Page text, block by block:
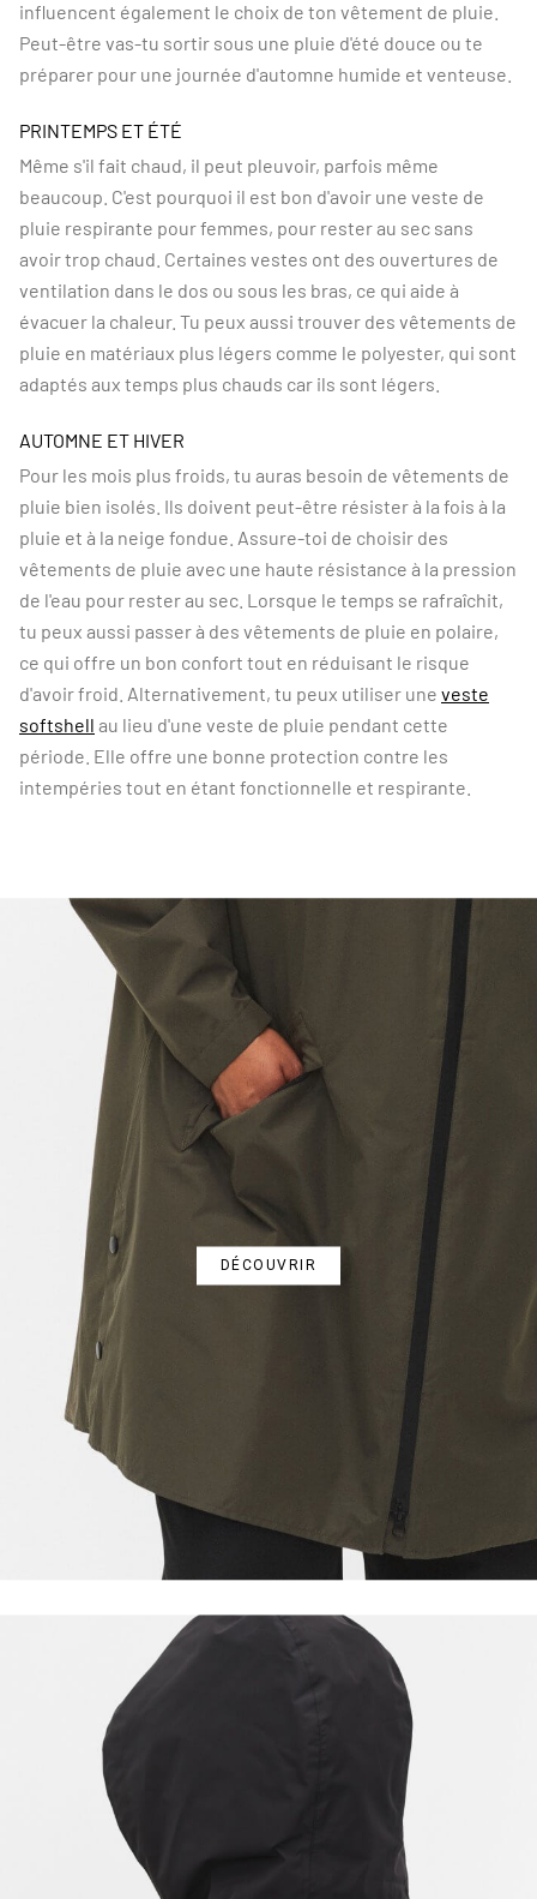
influencent également le choix de ton vêtement de pluie.
Peut-être vas-tu sortir sous une pluie d'été douce ou te
préparer pour une journée d'automne humide et venteuse.
PRINTEMPS ET ÉTÉ
Même s'il fait chaud, il peut pleuvoir, parfois même
beaucoup. C'est pourquoi il est bon d'avoir une veste de
pluie respirante pour femmes, pour rester au sec sans
avoir trop chaud. Certaines vestes ont des ouvertures de
ventilation dans le dos ou sous les bras, ce qui aide à
évacuer la chaleur. Tu peux aussi trouver des vêtements de
pluie en matériaux plus légers comme le polyester, qui sont
adaptés aux temps plus chauds car ils sont légers.
AUTOMNE ET HIVER
Pour les mois plus froids, tu auras besoin de vêtements de
pluie bien isolés. Ils doivent peut-être résister à la fois à la
pluie et à la neige fondue. Assure-toi de choisir des
vêtements de pluie avec une haute résistance à la pression
de l'eau pour rester au sec. Lorsque le temps se rafraîchit,
tu peux aussi passer à des vêtements de pluie en polaire,
ce qui offre un bon confort tout en réduisant le risque
d'avoir froid. Alternativement, tu peux utiliser une veste
softshell au lieu d'une veste de pluie pendant cette
période. Elle offre une bonne protection contre les
intempéries tout en étant fonctionnelle et respirante.
DÉCOUVRIR